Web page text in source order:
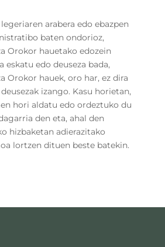
arabera edo ebazpen
baten ondorioz,
Orokor hauetako edozein
eskatu edo deuseza bada,
Orokor hauek, oro har, ez dira
izango. Kasu horietan,
hori aldatu edo ordeztuko du
den eta, ahal den
hizbaketan adierazitako
lortzen dituen beste batekin.